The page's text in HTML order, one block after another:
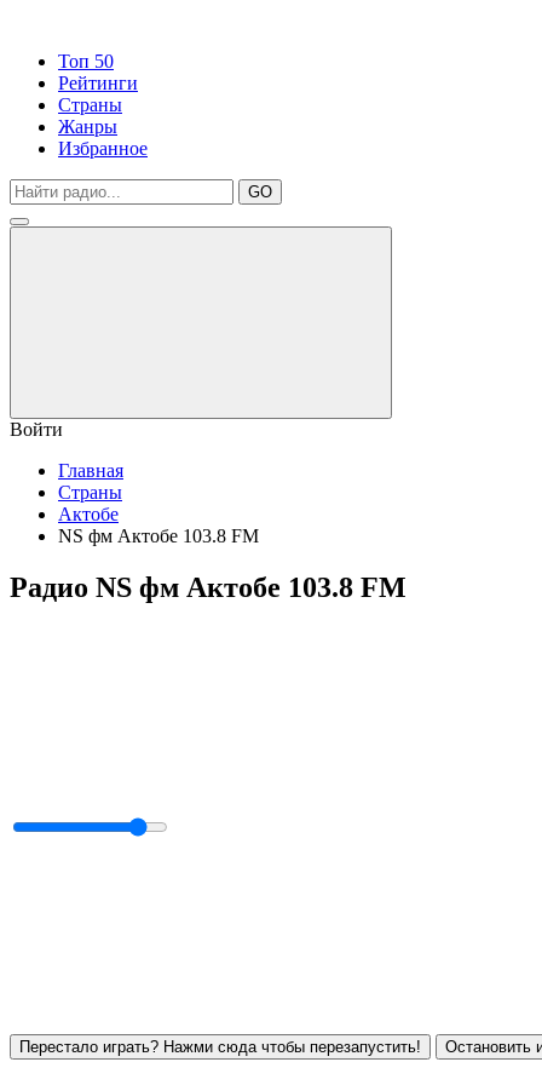
Топ 50
Рейтинги
Страны
Жанры
Избранное
GO
Войти
Главная
Страны
Актобе
NS фм Актобе 103.8 FM
Радио NS фм Актобе 103.8 FM
Перестало играть? Нажми сюда чтобы перезапустить! Остановить